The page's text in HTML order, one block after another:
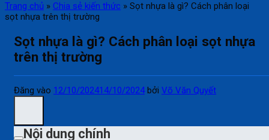
Trang chủ » Chia sẻ kiến thức » Sọt nhựa là gì? Cách phân loại
sọt nhựa trên thị trường
Sọt nhựa là gì? Cách phân loại sọt nhựa
trên thị trường
Đăng vào 12/10/202414/10/2024 bởi Võ Văn Quyết
Nội dung chính